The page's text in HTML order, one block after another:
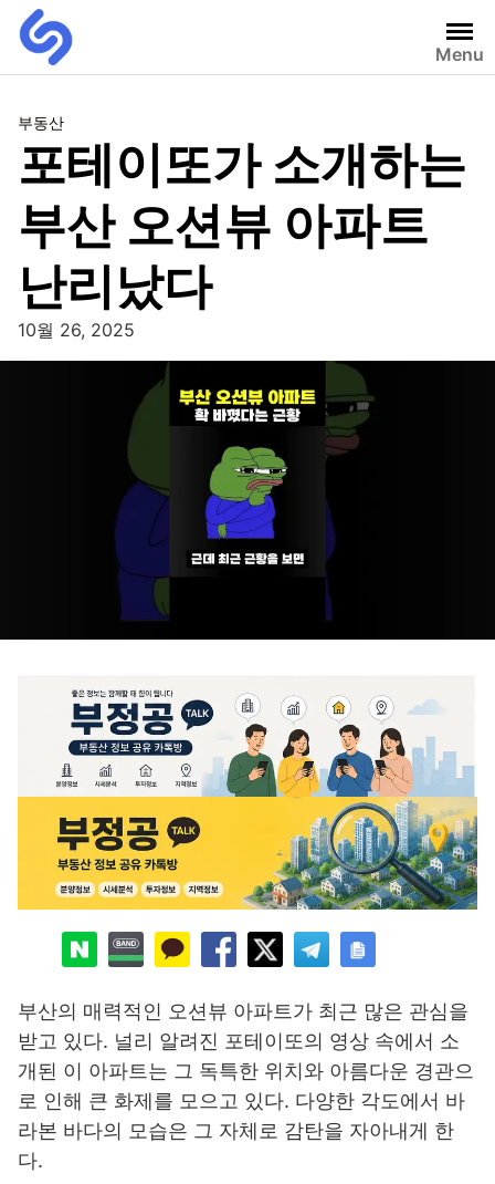
Menu
부동산
포테이또가 소개하는
부산 오션뷰 아파트
난리났다
10월 26, 2025
부산의 매력적인 오션뷰 아파트가 최근 많은 관심을
받고 있다. 널리 알려진 포테이또의 영상 속에서 소
개된 이 아파트는 그 독특한 위치와 아름다운 경관으
로 인해 큰 화제를 모으고 있다. 다양한 각도에서 바
라본 바다의 모습은 그 자체로 감탄을 자아내게 한
다.